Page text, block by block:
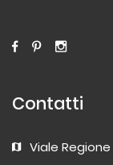
Contatti
Viale